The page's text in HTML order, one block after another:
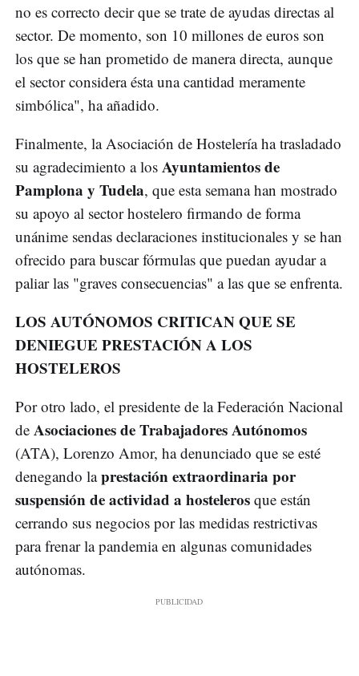
no es correcto decir que se trate de ayudas directas al
sector. De momento, son 10 millones de euros son
los que se han prometido de manera directa, aunque
el sector considera ésta una cantidad meramente
simbólica", ha añadido.
Finalmente, la Asociación de Hostelería ha trasladado
su agradecimiento a los Ayuntamientos de
Pamplona y Tudela, que esta semana han mostrado
su apoyo al sector hostelero firmando de forma
unánime sendas declaraciones institucionales y se han
ofrecido para buscar fórmulas que puedan ayudar a
paliar las "graves consecuencias" a las que se enfrenta.
LOS AUTÓNOMOS CRITICAN QUE SE
DENIEGUE PRESTACIÓN A LOS
HOSTELEROS
Por otro lado, el presidente de la Federación Nacional
de Asociaciones de Trabajadores Autónomos
(ATA), Lorenzo Amor, ha denunciado que se esté
denegando laprestación extraordinaria por
suspensión de actividad a hosteleros que están
cerrando sus negocios por las medidas restrictivas
para frenar la pandemia en algunas comunidades
autónomas.